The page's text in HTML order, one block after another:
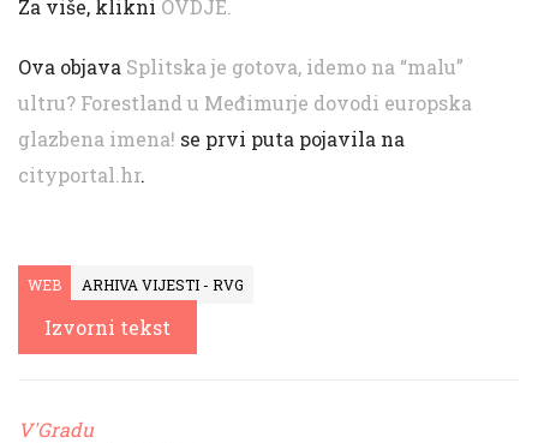
Za više, klikni OVDJE.
Ova objava Splitska je gotova, idemo na “malu”
ultru? Forestland u Međimurje dovodi europska
glazbena imena! se prvi puta pojavila na
cityportal.hr.
WEB ARHIVA VIJESTI - RVG
Izvorni tekst
V'Gradu